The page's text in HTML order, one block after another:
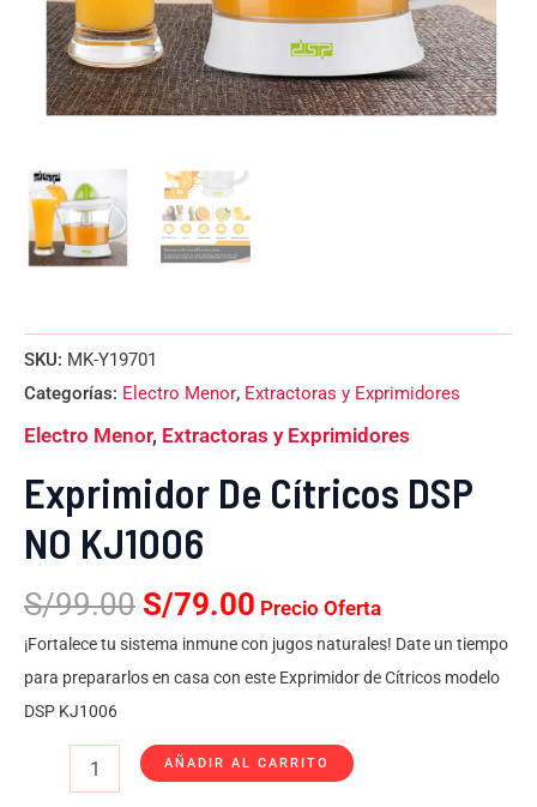
SKU: MK-Y19701
Categorías: Electro Menor, Extractoras y Exprimidores
Electro Menor, Extractoras y Exprimidores
Exprimidor De Cítricos DSP
NO KJ1006
S/99.00 S/79.00 Precio Oferta
¡Fortalece tu sistema inmune con jugos naturales! Date un tiempo
para prepararlos en casa con este Exprimidor de Cítricos modelo
DSP KJ1006
AÑADIR AL CARRITO